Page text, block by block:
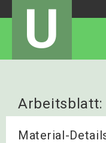
U
Arbeitsblatt:
Mengen
Material-